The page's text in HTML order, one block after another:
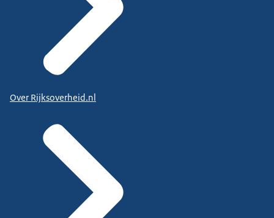
Over Rijksoverheid.nl